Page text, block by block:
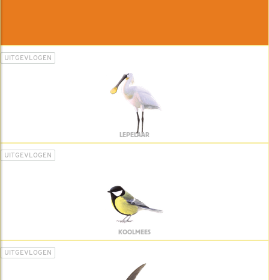
UITGEVLOGEN
LEPELAAR
UITGEVLOGEN
KOOLMEES
UITGEVLOGEN